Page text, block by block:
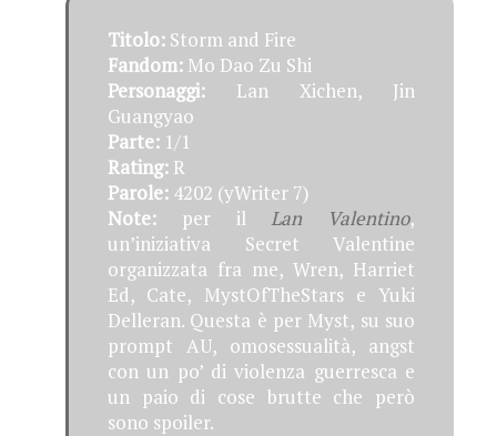
Titolo: Storm and Fire
Fandom: Mo Dao Zu Shi
Personaggi: Lan Xichen, Jin
Guangyao
Parte: 1/1
Rating: R
Parole: 4202 (yWriter 7)
Note: per il Lan Valentino,
un’iniziativa Secret Valentine
organizzata fra me, Wren, Harriet
Ed, Cate, MystOfTheStars e Yuki
Delleran. Questa è per Myst, su suo
prompt AU, omosessualità, angst
con un po’ di violenza guerresca e
un paio di cose brutte che però
sono spoiler.